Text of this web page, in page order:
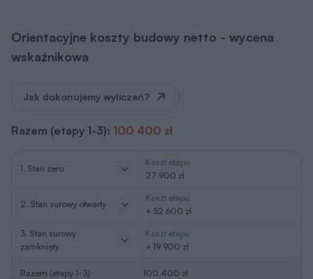
Orientacyjne koszty budowy netto - wycena
wskaźnikowa
Jak dokonujemy wyliczeń?
Razem (etapy 1-3): 100 400 zł
1. Stan zero
Koszt etapu
27 900 zł
2. Stan surowy otwarty
Koszt etapu
+ 52 600 zł
3. Stan surowy
zamknięty
Koszt etapu
+ 19 900 zł
Razem (etapy 1-3): 100 400 zł